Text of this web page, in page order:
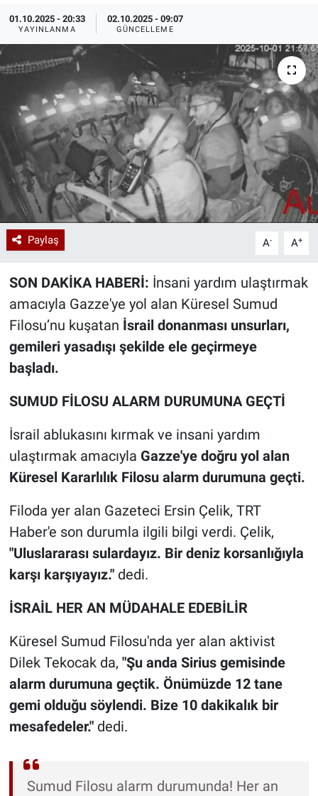
01.10.2025 - 20:33
YAYINLANMA
02.10.2025 - 09:07
GÜNCELLEME
Paylaş A- A+
SON DAKİKA HABERİ: İnsani yardım ulaştırmak
amacıyla Gazze'ye yol alan Küresel Sumud
Filosu’nu kuşatan İsrail donanması unsurları,
gemileri yasadışı şekilde ele geçirmeye
başladı.
SUMUD FİLOSU ALARM DURUMUNA GEÇTİ
İsrail ablukasını kırmak ve insani yardım
ulaştırmak amacıyla Gazze'ye doğru yol alan
Küresel Kararlılık Filosu alarm durumuna geçti.
Filoda yer alan Gazeteci Ersin Çelik, TRT
Haber'e son durumla ilgili bilgi verdi. Çelik,
"Uluslararası sulardayız. Bir deniz korsanlığıyla
karşı karşıyayız."dedi.
İSRAİL HER AN MÜDAHALE EDEBİLİR
Küresel Sumud Filosu'nda yer alan aktivist
Dilek Tekocak da, "Şu anda Sirius gemisinde
alarm durumuna geçtik. Önümüzde 12 tane
gemi olduğu söylendi. Bize 10 dakikalık bir
mesafedeler." dedi.
Sumud Filosu alarm durumunda! Her an
Yazarlar
Medya
Özel Haberler
Kadın
Erişim Bilgileri
Sağlık
Teknoloji
Ramazan